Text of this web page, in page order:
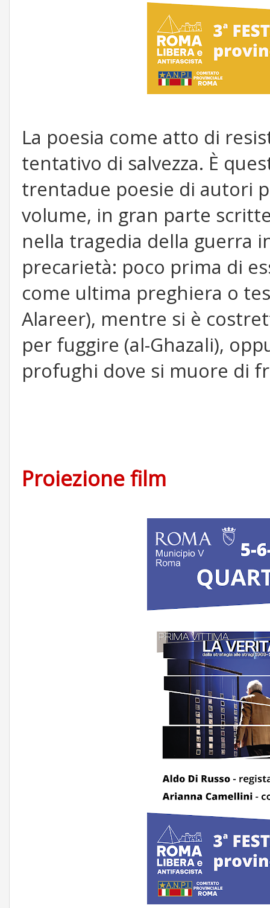
La poesia come atto di
tentativo di salvezza. È
trentadue poesie di autori
volume, in gran parte
nella tragedia della guerra
precarietà: poco prima di
come ultima preghiera o
Alareer), mentre si è
per fuggire (al-Ghazali),
profughi dove si muore di
Proiezione film